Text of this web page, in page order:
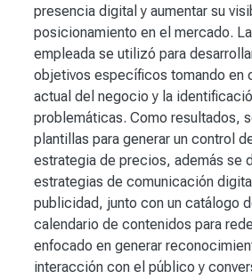
presencia digital y aumentar su
posicionamiento en el mercado.
empleada se utilizó para
objetivos específicos tomando en
actual del negocio y la
problemáticas. Como resultados,
plantillas para generar un control
estrategia de precios, además se
estrategias de comunicación
publicidad, junto con un catálogo
calendario de contenidos para
enfocado en generar
interacción con el público y